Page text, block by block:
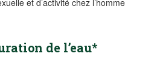
de l’eau*